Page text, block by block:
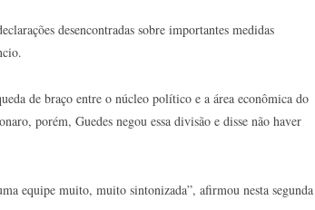
desencontradas sobre importantes medidas
de braço entre o núcleo político e a área econômica do
porém, Guedes negou essa divisão e disse não haver
equipe muito, muito sintonizada”, afirmou nesta segunda